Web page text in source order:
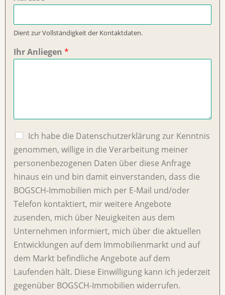
Dient zur Vollständigkeit der Kontaktdaten.
Ihr Anliegen *
C
e
c
k
o
x
D
a
t
e
n
v
e
r
Ich habe die Datenschutzerklärung zur Kenntnis
genommen, willige in die Verarbeitung meiner
personenbezogenen Daten über diese Anfrage
hinaus ein und bin damit einverstanden, dass die
BOGSCH-Immobilien mich per E-Mail und/oder
Telefon kontaktiert, mir weitere Angebote
zusenden, mich über Neuigkeiten aus dem
Unternehmen informiert, mich über die aktuellen
Entwicklungen auf dem Immobilienmarkt und auf
dem Markt befindliche Angebote auf dem
Laufenden hält. Diese Einwilligung kann ich jederzeit
gegenüber BOGSCH-Immobilien widerrufen.